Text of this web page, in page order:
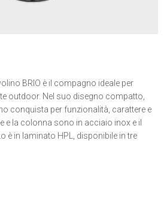
BRIO è il compagno ideale per
outdoor. Nel suo disegno compatto,
conquista per funzionalità, carattere e
e la colonna sono in acciaio inox e il
è in laminato HPL, disponibile in tre